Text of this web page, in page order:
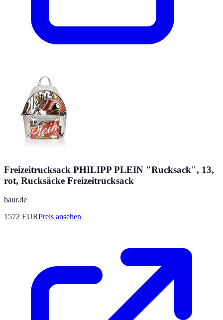
Freizeitrucksack PHILIPP PLEIN "Rucksack", 13,
rot, Rucksäcke Freizeitrucksack
baur.de
1572 EURPreis ansehen